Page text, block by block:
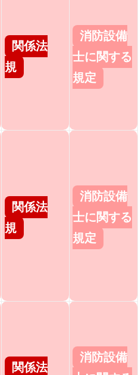
関係法
規
消防設備
士に関する
規定
関係法
規
消防設備
士に関する
規定
関係法
消防設備